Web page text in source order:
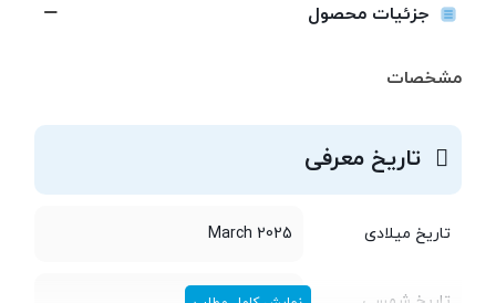
جزئیات محصول
مشخصات
تاریخ معرفی
تاریخ میلادی March 2025